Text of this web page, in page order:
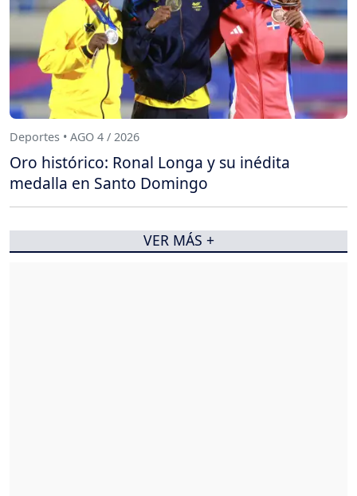
Deportes • AGO 4 / 2026
Oro histórico: Ronal Longa y su inédita
medalla en Santo Domingo
VER MÁS +